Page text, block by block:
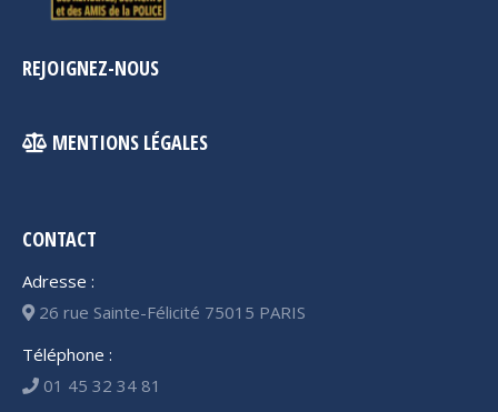
REJOIGNEZ-NOUS
MENTIONS LÉGALES
CONTACT
Adresse :
26 rue Sainte-Félicité 75015 PARIS
Téléphone :
01 45 32 34 81